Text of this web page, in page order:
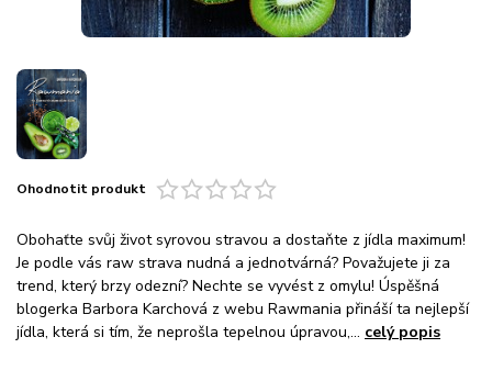
Ohodnotit produkt
Obohaťte svůj život syrovou stravou a dostaňte z jídla maximum!
Je podle vás raw strava nudná a jednotvárná? Považujete ji za
trend, který brzy odezní? Nechte se vyvést z omylu! Úspěšná
blogerka Barbora Karchová z webu Rawmania přináší ta nejlepší
jídla, která si tím, že neprošla tepelnou úpravou,... celý popis